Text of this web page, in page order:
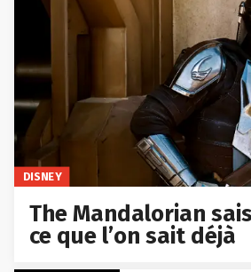
DISNEY
The Mandalorian
ce que l’on sait déjà